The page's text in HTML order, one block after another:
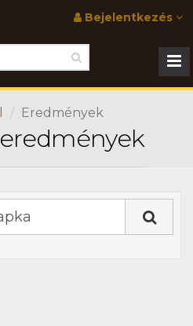
Bejelentkezés
Eredmények
eredmények